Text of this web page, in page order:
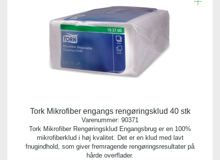
Tork Mikrofiber engangs rengøringsklud 40 stk
Varenummer: 90371
Tork Mikrofiber Rengøringsklud Engangsbrug er en 100%
mikrofiberklud i høj kvalitet. Det er en klud med lavt
fnugindhold, som giver fremragende rengøringsresultater på
hårde overflader.